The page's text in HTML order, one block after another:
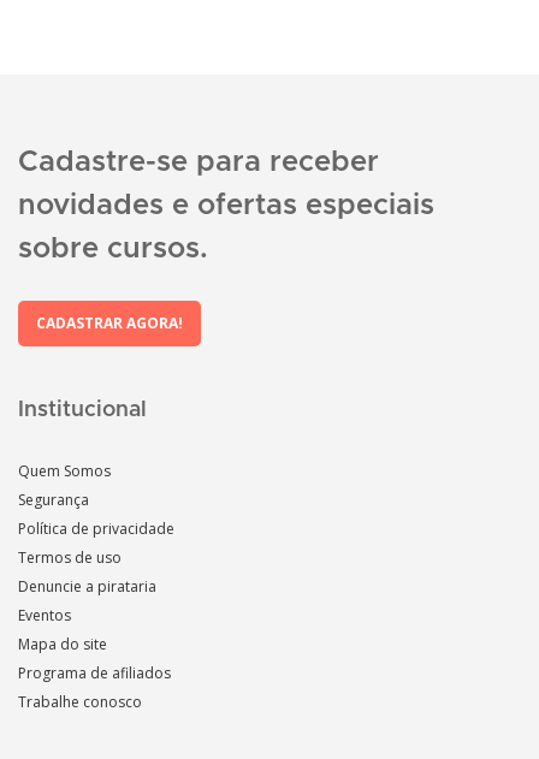
Cadastre-se para receber
novidades e ofertas especiais
sobre cursos.
CADASTRAR AGORA!
Institucional
Quem Somos
Segurança
Política de privacidade
Termos de uso
Denuncie a pirataria
Eventos
Mapa do site
Programa de afiliados
Trabalhe conosco